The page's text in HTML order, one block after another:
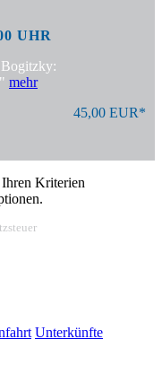
UHR
mehr
45,00 EUR*
Kriterien
Unterkünfte